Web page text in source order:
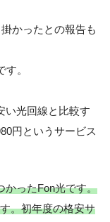
かったとの報告も
。
い光回線と比較す
円というサービス
かったFon光です。
。初年度の格安サ